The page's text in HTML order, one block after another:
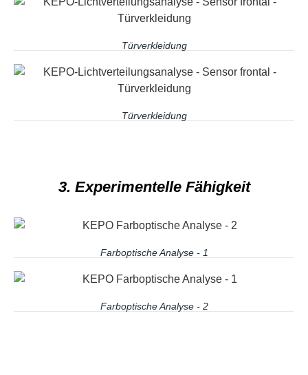
Türverkleidung
Türverkleidung
3. Experimentelle Fähigkeit
Farboptische Analyse - 1
Farboptische Analyse - 2